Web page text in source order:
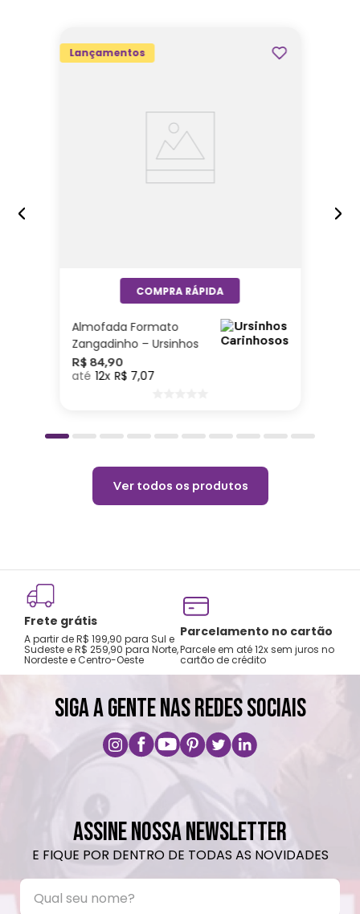
Lançamentos
Almofada Formato
Zangadinho – Ursinhos
Carinhosos
R$ 84,90
12 R$ 7,07
Ver todos os produtos
Frete grátis
A partir de R$ 199,90 para Sul e
Sudeste e R$ 259,90 para Norte,
Nordeste e Centro-Oeste
Parcelamento no cartão
Parcele em até 12x sem juros no
cartão de crédito
SIGA A GENTE NAS REDES SOCIAIS
ASSINE NOSSA NEWSLETTER
E FIQUE POR DENTRO DE TODAS AS NOVIDADES